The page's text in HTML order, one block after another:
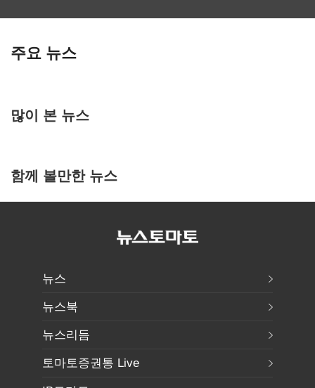
주요 뉴스
많이 본 뉴스
함께 볼만한 뉴스
뉴스
뉴스북
뉴스리듬
토마토증권통 Live